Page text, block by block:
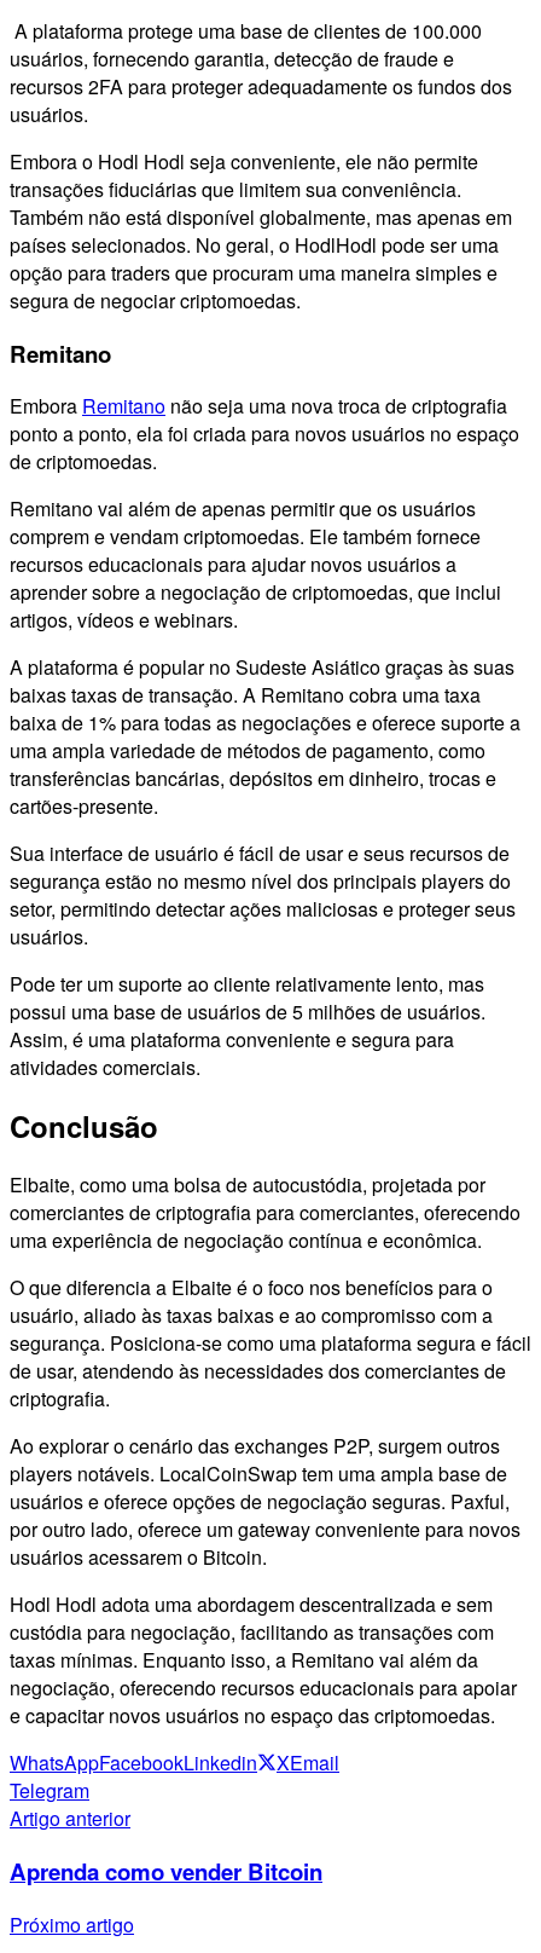
A plataforma protege uma base de clientes de 100.000
usuários, fornecendo garantia, detecção de fraude e
recursos 2FA para proteger adequadamente os fundos dos
usuários.
Embora o Hodl Hodl seja conveniente, ele não permite
transações fiduciárias que limitem sua conveniência.
Também não está disponível globalmente, mas apenas em
países selecionados. No geral, o HodlHodl pode ser uma
opção para traders que procuram uma maneira simples e
segura de negociar criptomoedas.
Remitano
Embora Remitano não seja uma nova troca de criptografia
ponto a ponto, ela foi criada para novos usuários no espaço
de criptomoedas.
Remitano vai além de apenas permitir que os usuários
comprem e vendam criptomoedas. Ele também fornece
recursos educacionais para ajudar novos usuários a
aprender sobre a negociação de criptomoedas, que inclui
artigos, vídeos e webinars.
A plataforma é popular no Sudeste Asiático graças às suas
baixas taxas de transação. A Remitano cobra uma taxa
baixa de 1% para todas as negociações e oferece suporte a
uma ampla variedade de métodos de pagamento, como
transferências bancárias, depósitos em dinheiro, trocas e
cartões-presente.
Sua interface de usuário é fácil de usar e seus recursos de
segurança estão no mesmo nível dos principais players do
setor, permitindo detectar ações maliciosas e proteger seus
usuários.
Pode ter um suporte ao cliente relativamente lento, mas
possui uma base de usuários de 5 milhões de usuários.
Assim, é uma plataforma conveniente e segura para
atividades comerciais.
Conclusão
Elbaite, como uma bolsa de autocustódia, projetada por
comerciantes de criptografia para comerciantes, oferecendo
uma experiência de negociação contínua e econômica.
O que diferencia a Elbaite é o foco nos benefícios para o
usuário, aliado às taxas baixas e ao compromisso com a
segurança. Posiciona-se como uma plataforma segura e fácil
de usar, atendendo às necessidades dos comerciantes de
criptografia.
Ao explorar o cenário das exchanges P2P, surgem outros
players notáveis. LocalCoinSwap tem uma ampla base de
usuários e oferece opções de negociação seguras. Paxful,
por outro lado, oferece um gateway conveniente para novos
usuários acessarem o Bitcoin.
Hodl Hodl adota uma abordagem descentralizada e sem
custódia para negociação, facilitando as transações com
taxas mínimas. Enquanto isso, a Remitano vai além da
negociação, oferecendo recursos educacionais para apoiar
e capacitar novos usuários no espaço das criptomoedas.
WhatsAppFacebookLinkedin XEmail
Telegram
Artigo anterior
Aprenda como vender Bitcoin
Próximo artigo